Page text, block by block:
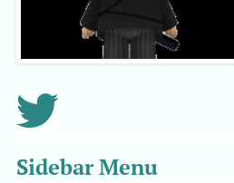
Sidebar Menu